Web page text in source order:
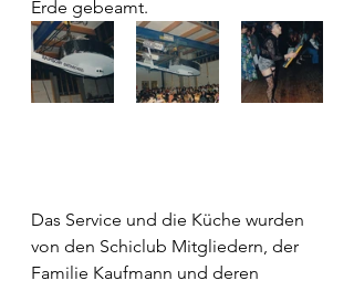
Erde gebeamt.
Das Service und die Küche wurden
von den Schiclub Mitgliedern, der
Familie Kaufmann und deren